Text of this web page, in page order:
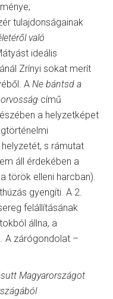
tulajdonságainak
való
ideális
Zrínyi sokat merít
A Ne bántsd a
című
a helyzetképet
s rámutat
áll érdekében a
török elleni harcban).
gyengíti. A 2.
felállításának
állna, a
A zárógondolat –
Magyarországot